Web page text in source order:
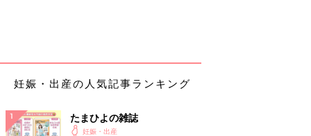
妊娠・出産の人気記事ランキング
たまひよの雑誌
妊娠・出産